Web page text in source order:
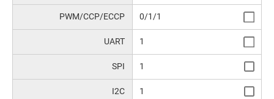
PWM/CCP/ECCP 0/1/1
UART 1
SPI 1
I2C 1